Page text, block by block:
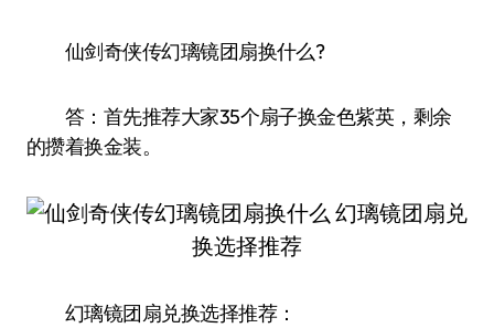
仙剑奇侠传幻璃镜团扇换什么?
答：首先推荐大家35个扇子换金色紫英，剩余
的攒着换金装。
幻璃镜团扇兑换选择推荐：